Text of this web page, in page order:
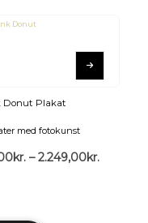
Donut Plakat
med fotokunst
kr. – 2.249,00kr.